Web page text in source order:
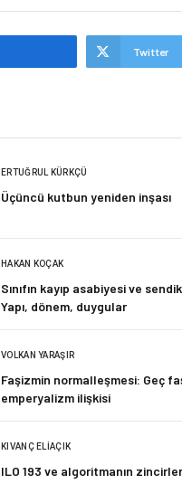
Twitter
ERTUĞRUL KÜRKÇÜ
Üçüncü kutbun yeniden inşası
HAKAN KOÇAK
Sınıfın kayıp asabiyesi ve
Yapı, dönem, duygular
VOLKAN YARAŞIR
Faşizmin normalleşmesi: Geç
emperyalizm ilişkisi
KIVANÇ ELIAÇIK
ILO 193 ve algoritmanın